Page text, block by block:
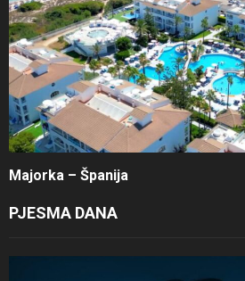
Majorka – Španija
PJESMA DANA